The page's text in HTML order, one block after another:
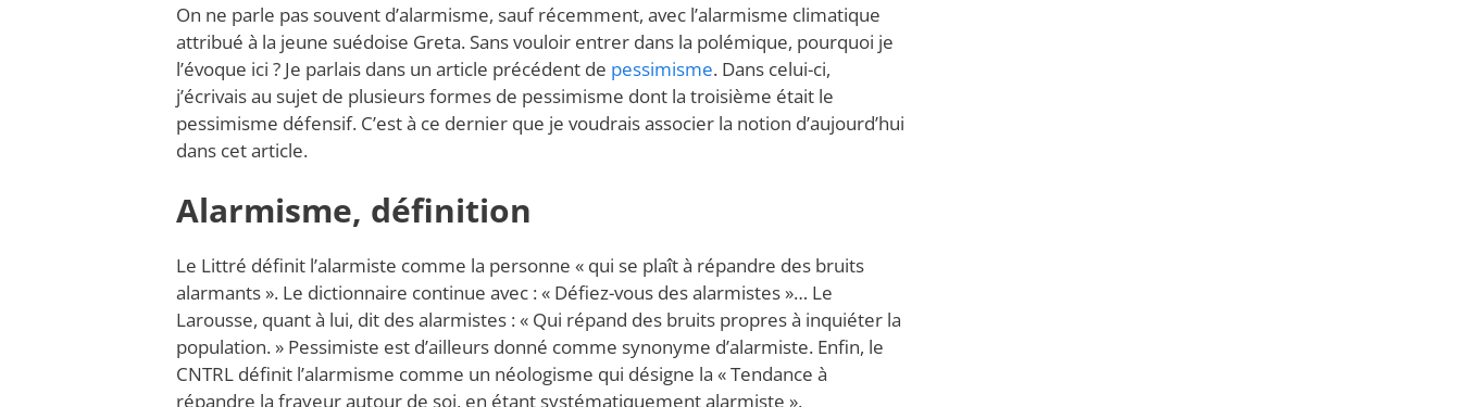
On ne parle pas souvent d’alarmisme, sauf récemment, avec l’alarmisme climatique
attribué à la jeune suédoise Greta. Sans vouloir entrer dans la polémique, pourquoi je
l’évoque ici ? Je parlais dans un article précédent de pessimisme. Dans celui-ci,
j’écrivais au sujet de plusieurs formes de pessimisme dont la troisième était le
pessimisme défensif. C’est à ce dernier que je voudrais associer la notion d’aujourd’hui
dans cet article.
Alarmisme, définition
Le Littré définit l’alarmiste comme la personne « qui se plaît à répandre des bruits
alarmants ». Le dictionnaire continue avec : « Défiez-vous des alarmistes »… Le
Larousse, quant à lui, dit des alarmistes : « Qui répand des bruits propres à inquiéter la
population. » Pessimiste est d’ailleurs donné comme synonyme d’alarmiste. Enfin, le
CNTRL définit l’alarmisme comme un néologisme qui désigne la « Tendance à
répandre la frayeur autour de soi, en étant systématiquement alarmiste ».